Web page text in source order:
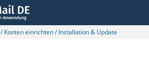
Konten einrichten / Installation & Update